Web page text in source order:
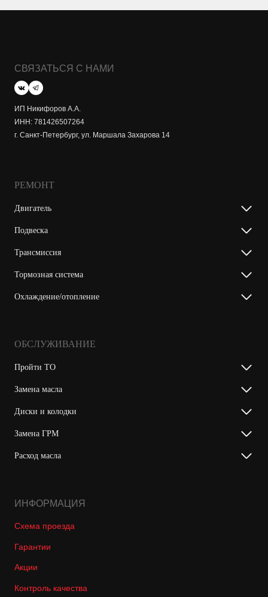
СВЯЗАТЬСЯ С НАМИ
ИП Никифоров А.А.
ИНН: 781426507264
г. Санкт-Петербург, ул. Маршала Захарова 14
РЕМОНТ
Двигатель
Подвеска
Трансмиссия
Тормозная система
Охлаждение/отопление
ОБСЛУЖИВАНИЕ
Пройти ТО
Замена масла
Диски и колодки
Замена ГРМ
Расход масла
ИНФОРМАЦИЯ
Схема проезда
Гарантии
Акции
Контроль качества